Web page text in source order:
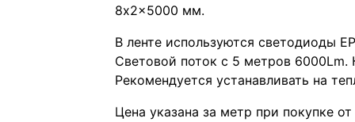
8x2x5000 мм.
В ленте используются светодиоды
Световой поток с 5 метров
Рекомендуется устанавливать на
Цена указана за метр при покупке